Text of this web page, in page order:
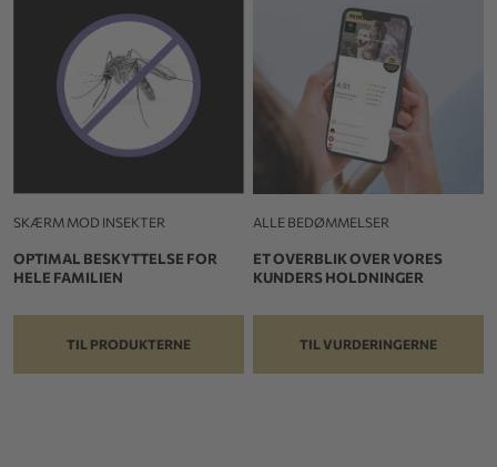
SKÆRM MOD INSEKTER
OPTIMAL BESKYTTELSE FOR
HELE FAMILIEN
TIL PRODUKTERNE
ALLE BEDØMMELSER
ET OVERBLIK OVER VORES
KUNDERS HOLDNINGER
TIL VURDERINGERNE